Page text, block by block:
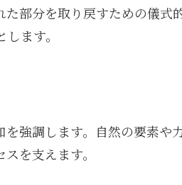
部分を取り戻すための儀式
ます。
強調します。自然の要素や
を支えます。